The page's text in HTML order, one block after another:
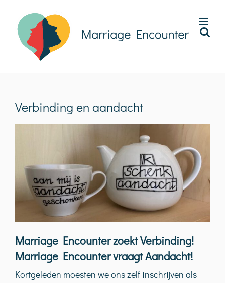
inhoud
Verbinding en aandacht
Marriage Encounter zoekt Verbinding!
Marriage Encounter vraagt Aandacht!
Kortgeleden moesten we ons zelf inschrijven als